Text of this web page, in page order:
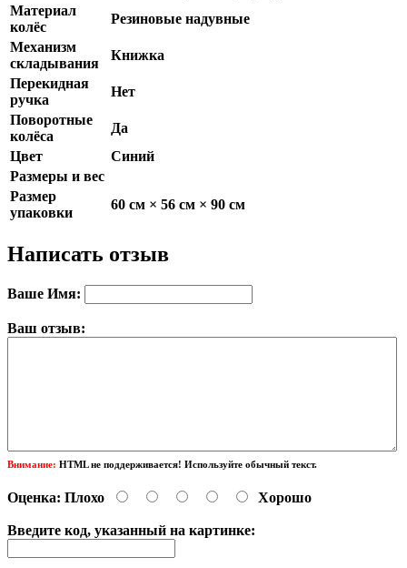
Материал
колёс
Резиновые надувные
Механизм
складывания
Книжка
Перекидная
ручка
Нет
Поворотные
колёса
Да
Цвет
Синий
Размеры и вес
Размер
упаковки
60 см × 56 см × 90 см
Написать отзыв
Ваше Имя:
Ваш отзыв:
Внимание: HTML не поддерживается! Используйте обычный текст.
Оценка: Плохо Хорошо
Введите код, указанный на картинке: